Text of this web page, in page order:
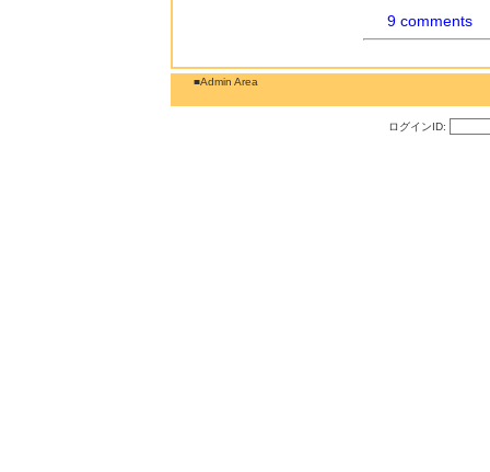
9 comments
■Admin Area
ログインID: